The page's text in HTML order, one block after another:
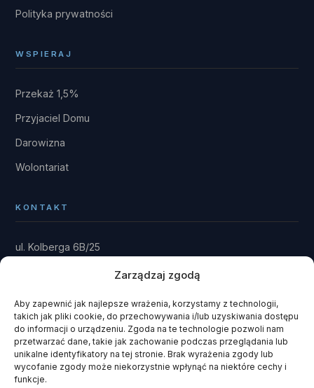
Zarządzaj zgodą
Aby zapewnić jak najlepsze wrażenia, korzystamy z technologii,
takich jak pliki cookie, do przechowywania i/lub uzyskiwania dostępu
do informacji o urządzeniu. Zgoda na te technologie pozwoli nam
przetwarzać dane, takie jak zachowanie podczas przeglądania lub
unikalne identyfikatory na tej stronie. Brak wyrażenia zgody lub
wycofanie zgody może niekorzystnie wpłynąć na niektóre cechy i
funkcje.
Polityka prywatności
WSPIERAJ
Przekaż 1,5%
Przyjaciel Domu
Darowizna
Wolontariat
KONTAKT
ul. Kolberga 6B/25
Rytel 89-642
gmina Czersk · powiat chojnicki
fundacja@domrainmana.pl
+48 606 585 941
+48 660 908 051